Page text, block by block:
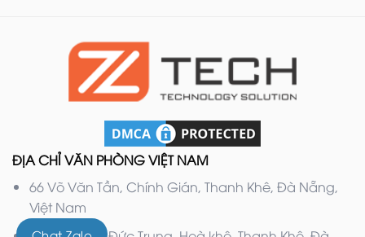
ĐỊA CHỈ VĂN PHÒNG VIỆT NAM
66 Võ Văn Tần, Chính Gián, Thanh Khê, Đà Nẵng,
Việt Nam